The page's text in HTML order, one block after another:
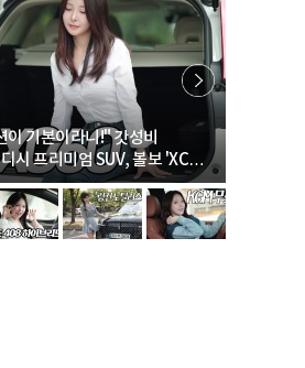
이 기본이라니!" 갓성비
시 프리미엄 SUV, 볼보 'XC60